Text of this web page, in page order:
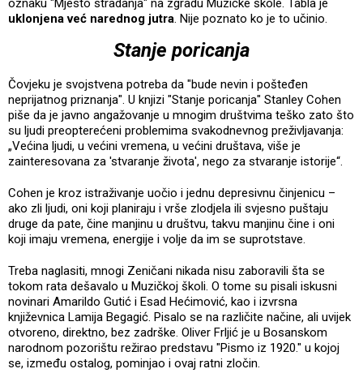
oznaku "Mjesto stradanja" na zgradu Muzičke škole. Tabla je
uklonjena već narednog jutra. Nije poznato ko je to učinio.
Stanje poricanja
Čovjeku je svojstvena potreba da "bude nevin i pošteđen
neprijatnog priznanja". U knjizi "Stanje poricanja" Stanley Cohen
piše da je javno angažovanje u mnogim društvima teško zato što
su ljudi preopterećeni problemima svakodnevnog preživljavanja:
„Većina ljudi, u većini vremena, u većini društava, više je
zainteresovana za 'stvaranje života', nego za stvaranje istorije“.
Cohen je kroz istraživanje uočio i jednu depresivnu činjenicu –
ako zli ljudi, oni koji planiraju i vrše zlodjela ili svjesno puštaju
druge da pate, čine manjinu u društvu, takvu manjinu čine i oni
koji imaju vremena, energije i volje da im se suprotstave.
Treba naglasiti, mnogi Zeničani nikada nisu zaboravili šta se
tokom rata dešavalo u Muzičkoj školi. O tome su pisali iskusni
novinari Amarildo Gutić i Esad Hećimović, kao i izvrsna
književnica Lamija Begagić. Pisalo se na različite načine, ali uvijek
otvoreno, direktno, bez zadrške. Oliver Frljić je u Bosanskom
narodnom pozorištu režirao predstavu "Pismo iz 1920." u kojoj
se, između ostalog, pominjao i ovaj ratni zločin.